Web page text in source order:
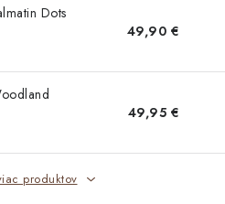
podmienky
Blog
Dots
49,90 €
49,95 €
produktov